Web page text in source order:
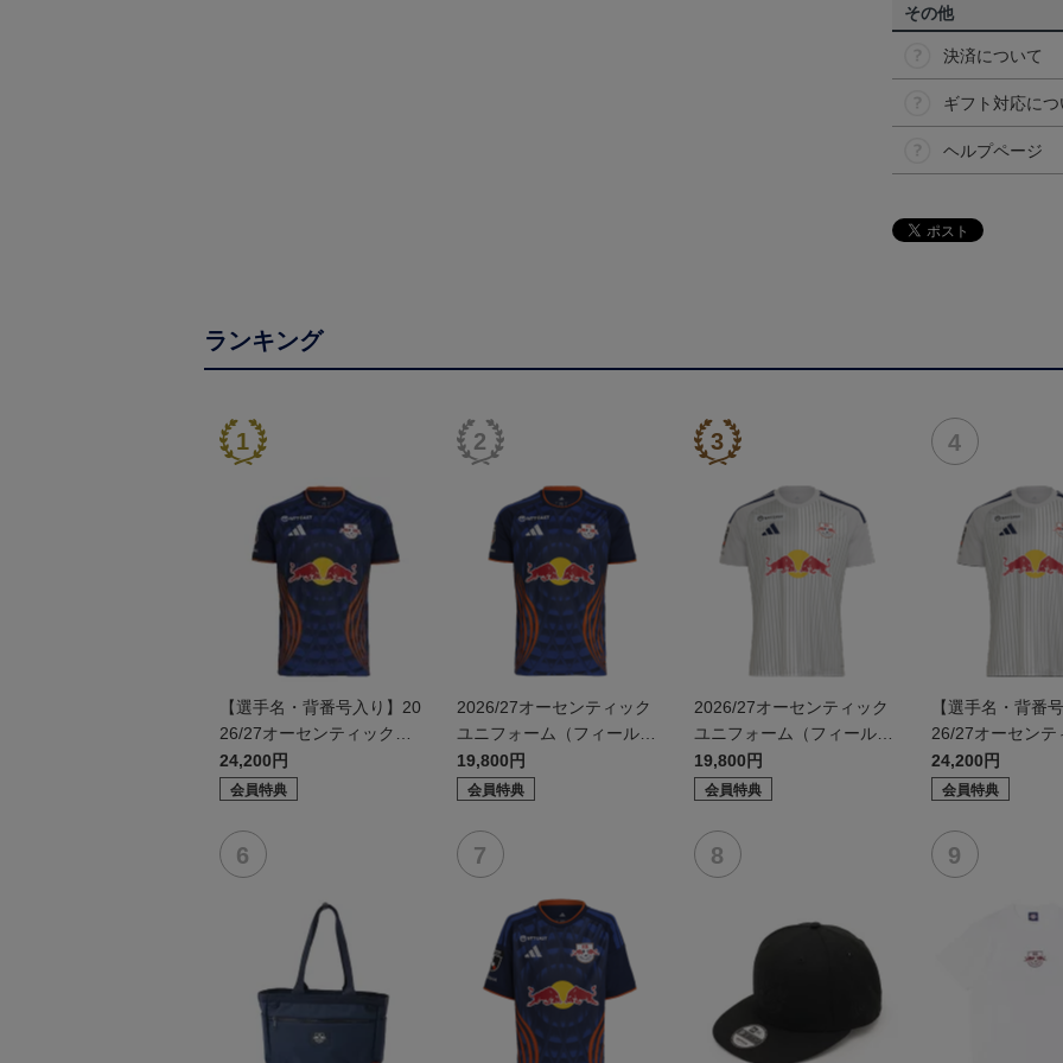
その他
決済について
ギフト対応に
ヘルプページ
ランキング
【選手名・背番号入り】20
26/27オーセンティックユ
ニフォーム（フィールド1s
t）
24,200円
会員特典
2026/27オーセンティック
ユニフォーム（フィールド
1st）
19,800円
会員特典
2026/27オーセンティック
ユニフォーム（フィールド
2nd）
19,800円
会員特典
【選手名・背番
26/27オーセンテ
ニフォーム（フ
d）
24,200円
会員特典